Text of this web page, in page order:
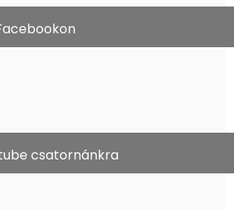
csatornánkra